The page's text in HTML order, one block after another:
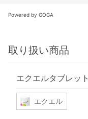
Powered by GOGA
取り扱い商品
エクエルタブレット
エクエル